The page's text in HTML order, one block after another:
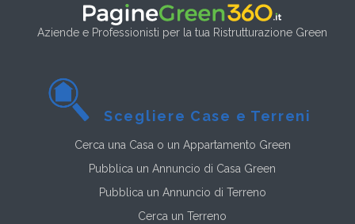
Aziende e Professionisti per la tua Ristrutturazione Green
Scegliere Case e Terreni
Cerca una Casa o un Appartamento Green
Pubblica un Annuncio di Casa Green
Pubblica un Annuncio di Terreno
Cerca un Terreno